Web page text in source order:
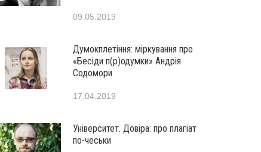
09.05.2019
Думокплетіння: міркування про
«Бесіди п(р)одумки» Андрія
Содомори
17.04.2019
Університет. Довіра: про плагіат
по-чеськи